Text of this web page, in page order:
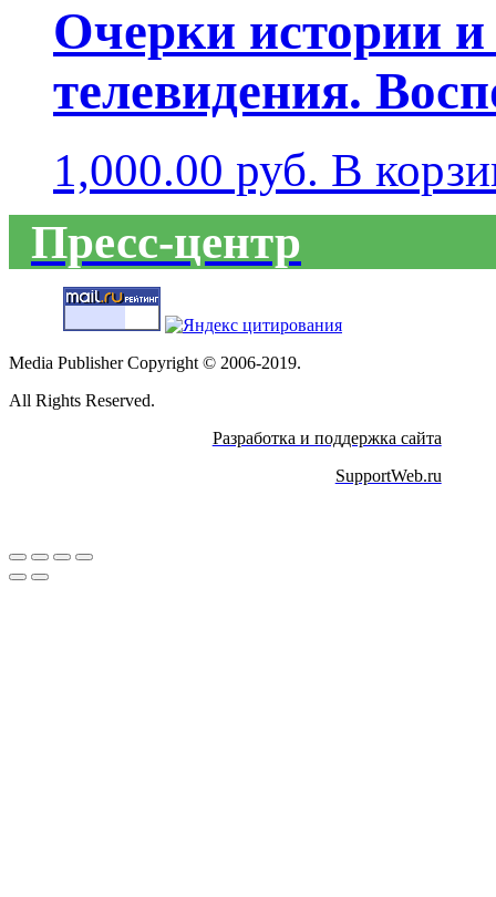
Очерки истории и
телевидения.
1,000.00 руб. В
Пресс-центр
Media Publisher Copyright © 2006-2019.
All Rights Reserved.
Разработка и поддержка сайта
SupportWeb.ru